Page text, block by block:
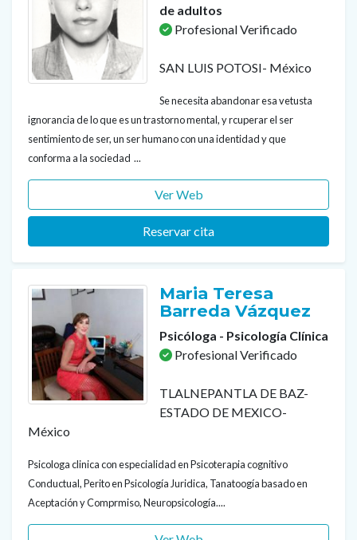
de adultos
Profesional Verificado
SAN LUIS POTOSI- México
Se necesita abandonar esa vetusta
ignorancia de lo que es un trastorno mental, y rcuperar el ser
sentimiento de ser, un ser humano con una identidad y que
conforma a la sociedad ...
Ver Web
Reservar cita
Maria Teresa
Barreda Vázquez
Psicóloga - Psicología Clínica
Profesional Verificado
TLALNEPANTLA DE BAZ-
ESTADO DE MEXICO-
México
Psicologa clinica con especialidad en Psicoterapia cognitivo
Conductual, Perito en Psicología Juridica, Tanatoogía basado en
Aceptación y Comprmiso, Neuropsicología....